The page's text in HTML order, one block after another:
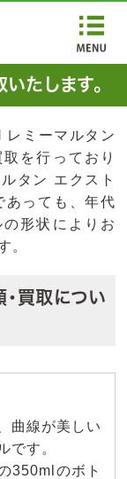
たします。
レミーマルタン
を行っており
タン エクスト
あっても、年代
形状によりお
。
・買取につい
曲線が美しい
です。
350mlのボト